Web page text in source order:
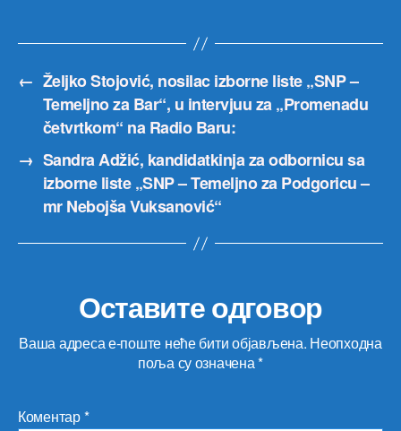
← Željko Stojović, nosilac izborne liste „SNP –
Temeljno za Bar“, u intervjuu za „Promenadu
četvrtkom“ na Radio Baru:
→ Sandra Adžić, kandidatkinja za odbornicu sa
izborne liste „SNP – Temeljno za Podgoricu –
mr Nebojša Vuksanović“
Оставите одговор
Ваша адреса е-поште неће бити објављена. Неопходна
поља су означена*
Коментар*